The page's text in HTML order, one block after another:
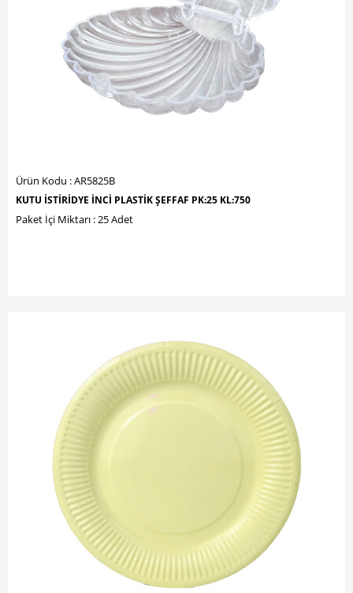
Ürün Kodu : AR5825B
KUTU İSTİRİDYE İNCİ PLASTİK ŞEFFAF PK:25 KL:750
Paket İçi Miktarı : 25 Adet